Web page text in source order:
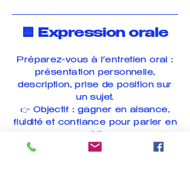
🟦 Expression orale
Préparez-vous à l’entretien oral :
présentation personnelle,
description, prise de position sur
un sujet.
👉 Objectif : gagner en aisance,
fluidité et confiance pour parler en